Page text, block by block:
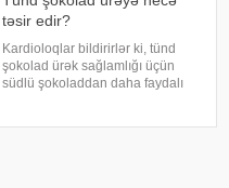
təsir edir?
Kardioloqlar bildirirlər ki, tünd
şokolad ürək sağlamlığı üçün
südlü şokoladdan daha faydalı